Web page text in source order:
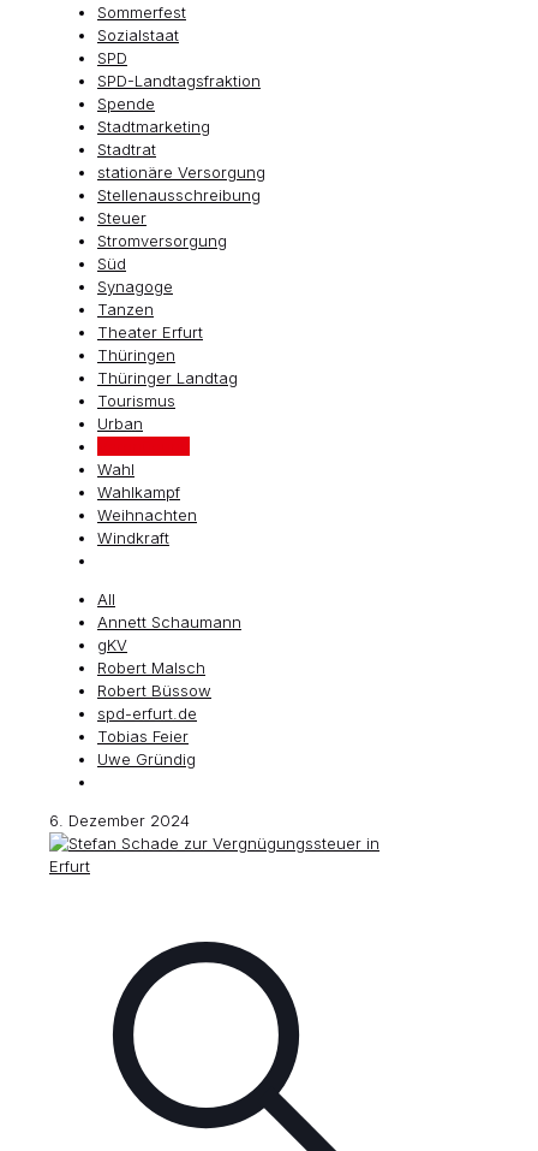
Sommerfest
Sozialstaat
SPD
SPD-Landtagsfraktion
Spende
Stadtmarketing
Stadtrat
stationäre Versorgung
Stellenausschreibung
Steuer
Stromversorgung
Süd
Synagoge
Tanzen
Theater Erfurt
Thüringen
Thüringer Landtag
Tourismus
Urban
Wahl
Wahlkampf
Weihnachten
Windkraft
All
Annett Schaumann
gKV
Robert Malsch
Robert Büssow
spd-erfurt.de
Tobias Feier
Uwe Gründig
6. Dezember 2024